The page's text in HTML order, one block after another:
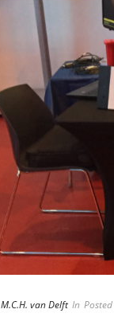
M.C.H. van Delft In Posted